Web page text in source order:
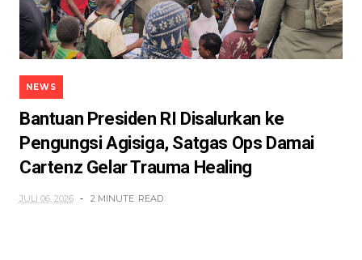
NEWS
Bantuan Presiden RI Disalurkan ke
Pengungsi Agisiga, Satgas Ops Damai
Cartenz Gelar Trauma Healing
JULI 06, 2026 2 MINUTE READ